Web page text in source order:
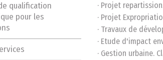
qualification
pour les
· Projet
· Projet
· Travaux de
· Etude d'impact
· Gestion urbaine.